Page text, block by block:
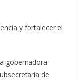
y fortalecer el
gobernadora
de